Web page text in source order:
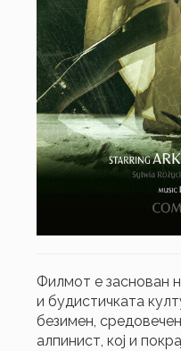
Филмот е заснован
и будистичката
безимен,
алпинист, кој и